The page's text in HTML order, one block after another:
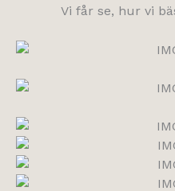
Vi får se, hur vi